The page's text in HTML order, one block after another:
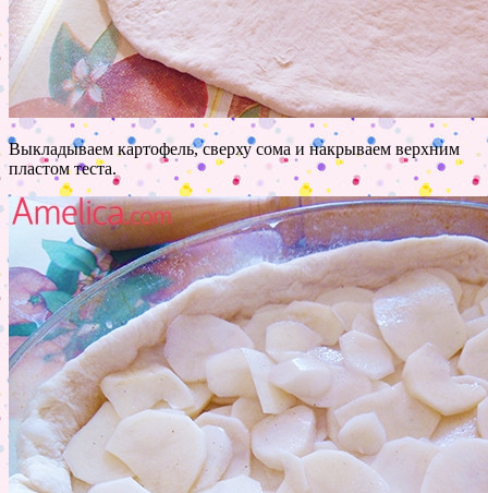
Выкладываем картофель, сверху сома и накрываем верхним
пластом теста.